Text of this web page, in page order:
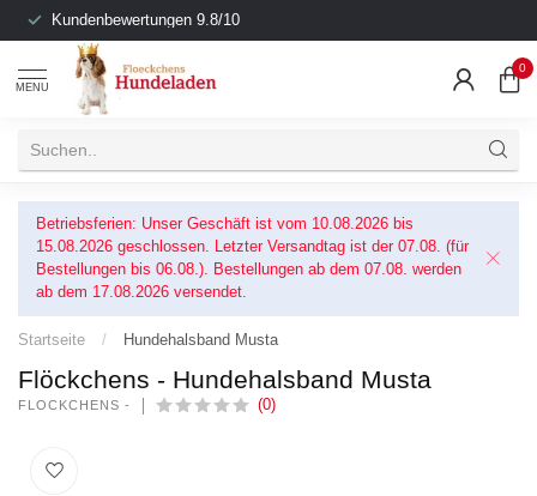
Kundenbewertungen 9.8/10
MENU
0
Betriebsferien: Unser Geschäft ist vom 10.08.2026 bis
15.08.2026 geschlossen. Letzter Versandtag ist der 07.08. (für
Bestellungen bis 06.08.). Bestellungen ab dem 07.08. werden
ab dem 17.08.2026 versendet.
Startseite / Hundehalsband Musta
Flöckchens - Hundehalsband Musta
FLÖCKCHENS - (0)